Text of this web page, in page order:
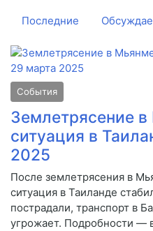
Последние
События
Землетрясение
ситуация в
2025
После землетрясения в
ситуация в Таиланде
пострадали, транспорт в
угрожает. Подробности —